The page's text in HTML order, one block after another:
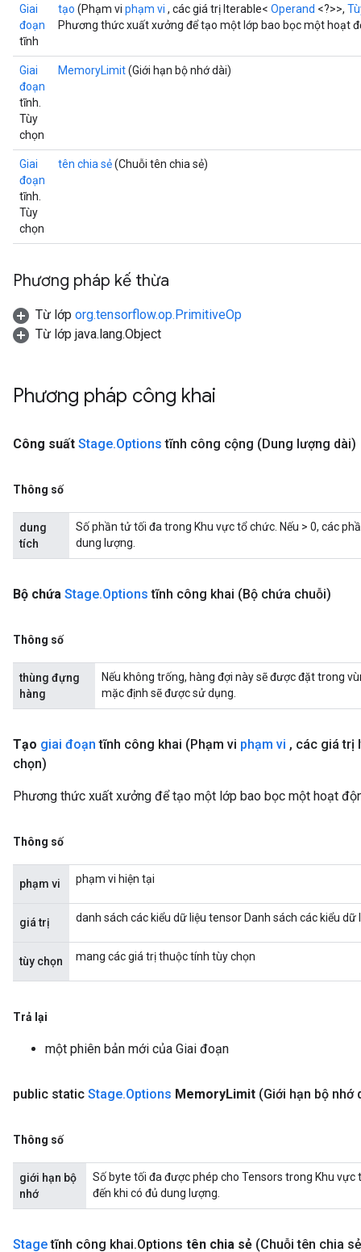
Giai
đoạn
tĩnh
tạo (Phạm vi phạm vi , các giá trị Iterable< Operand <?>>,
Phương thức xuất xưởng để tạo một lớp bao bọc một hoạt
Giai
đoạn
tĩnh.
Tùy
chọn
MemoryLimit(Giới hạn bộ nhớ dài)
Giai
đoạn
tĩnh.
Tùy
chọn
tên chia sẻ(Chuỗi tên chia sẻ)
Phương pháp kế thừa
Từ lớp org.tensorflow.op.PrimitiveOp
Từ lớp java.lang.Object
Phương pháp công khai
Công suất Stage.Options tĩnh công cộng (Dung lượng dài)
Thông số
dung
tích
Số phần tử tối đa trong Khu vực tổ chức. Nếu > 0, các
dung lượng.
Bộ chứa Stage.Options tĩnh công khai (Bộ chứa chuỗi)
Thông số
thùng đựng
hàng
Nếu không trống, hàng đợi này sẽ được đặt trong
mặc định sẽ được sử dụng.
Tạo giai đoạn tĩnh công khai (Phạm vi phạm vi , các giá trị
chọn)
Phương thức xuất xưởng để tạo một lớp bao bọc một hoạt
Thông số
phạm vi phạm vi hiện tại
giá trị danh sách các kiểu dữ liệu tensor Danh sách các kiểu
tùy chọn mang các giá trị thuộc tính tùy chọn
Trả lại
một phiên bản mới của Giai đoạn
public static Stage.Options MemoryLimit (Giới hạn bộ nhớ
Thông số
giới hạn bộ
nhớ
Số byte tối đa được phép cho Tensors trong Khu vực
đến khi có đủ dung lượng.
Stagetĩnh công khai.Options tên chia sẻ (Chuỗi tên chia